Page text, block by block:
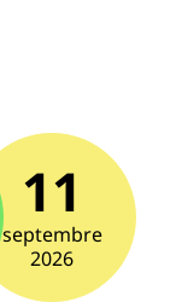
11
septembre
2026